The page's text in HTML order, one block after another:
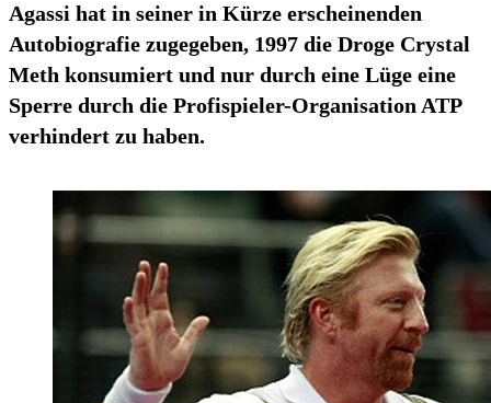
Agassi hat in seiner in Kürze erscheinenden
Autobiografie zugegeben, 1997 die Droge Crystal
Meth konsumiert und nur durch eine Lüge eine
Sperre durch die Profispieler-Organisation ATP
verhindert zu haben.